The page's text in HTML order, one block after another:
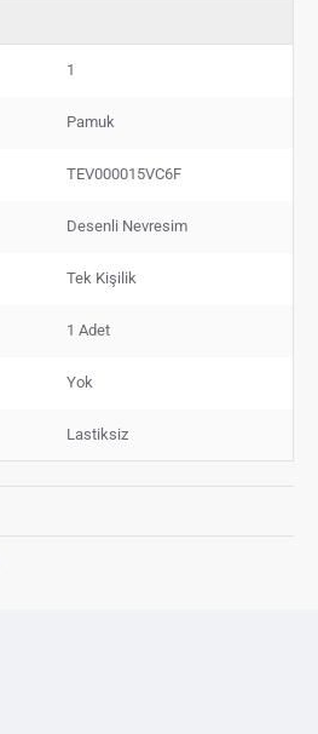
1
Pamuk
TEV000015VC6F
Desenli Nevresim
Tek Kişilik
1 Adet
Yok
Lastiksiz